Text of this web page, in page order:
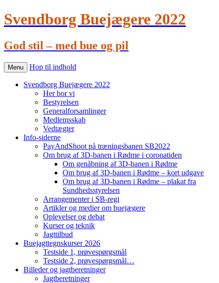
Svendborg Buejægere 2022
God stil – med bue og pil
Menu Hop til indhold
Svendborg Buejægere 2022
Her bor vi
Bestyrelsen
Generalforsamlinger
Medlemsskab
Vedtægter
Info-siderne
PayAndShoot på træningsbanen SB2022
Om brug af 3D-banen i Rødme i coronatiden
Om genåbning af 3D-banen i Rødme
Om brug af 3D-banen i Rødme – kort udgave
Om brug af 3D-banen i Rødme – plakat fra
Sundhedsstyrelsen
Arrangementer i SB-regi
Artikler og medier om buejægere
Oplevelser og debat
Kurser og teknik
Jagttilbud
Buejagttegnskurser 2026
Testside 1, prøvespørgsmål
Testside 2, prøvespørgsmål…
Billeder og jagtberetninger
Jagtberetninger